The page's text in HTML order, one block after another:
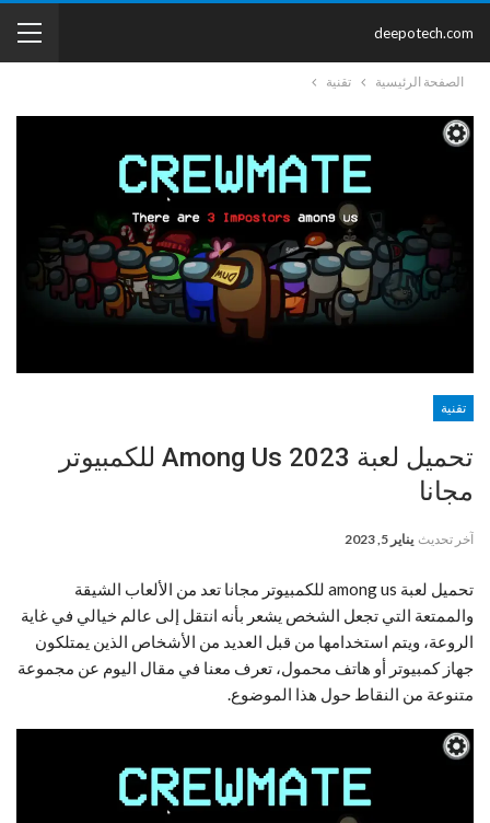
deepotech.com
الصفحة الرئيسية تقنية
تقنية
تحميل لعبة 2023 Among Us للكمبيوتر
مجانا
آخر تحديث يناير 5, 2023
تحميل لعبة among us للكمبيوتر مجانا تعد من الألعاب الشيقة
والممتعة التي تجعل الشخص يشعر بأنه انتقل إلى عالم خيالي في غاية
الروعة، ويتم استخدامها من قبل العديد من الأشخاص الذين يمتلكون
جهاز كمبيوتر أو هاتف محمول، تعرف معنا في مقال اليوم عن مجموعة
متنوعة من النقاط حول هذا الموضوع.